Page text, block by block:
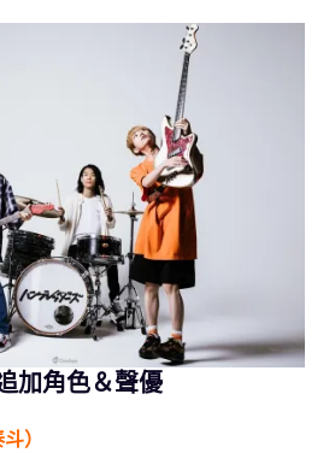
加角色＆聲優
）